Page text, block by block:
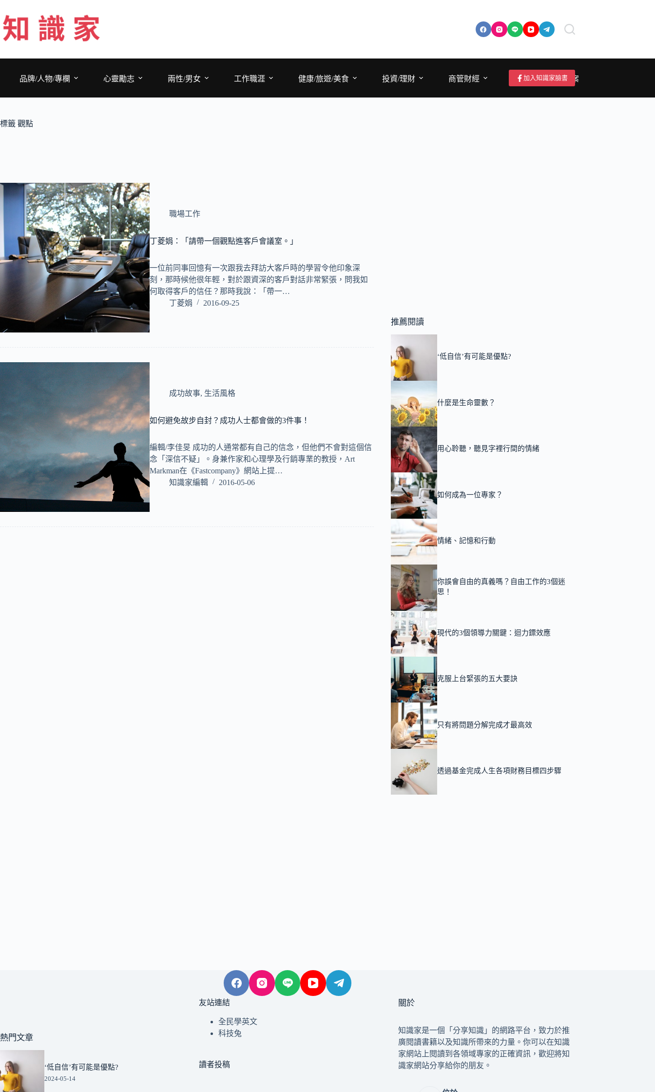
至
主
要
品牌/人物/專欄
心靈勵志 兩性/男女 工作職涯 健康/旅遊/美食 投資/理財 商管財經 成為作者/投稿/提案
加入知識家臉書
標籤 觀點
職場工作
丁菱娟：「請帶一個觀點進客戶會議室。」
一位前同事回憶有一次跟我去拜訪大客戶時的學習令他印象深
刻，那時候他很年輕，對於跟資深的客戶對話非常緊張，問我如
何取得客戶的信任？那時我說：「帶一…
丁菱娟
2016-09-25
成功故事, 生活風格
如何避免故步自封？成功人士都會做的3件事！
編輯/李佳旻 成功的人通常都有自己的信念，但他們不會對這個信
念「深信不疑」。身兼作家和心理學及行銷專業的教授，Art
Markman在《Fastcompany》網站上提…
知識家編輯
2016-05-06
推薦閱讀
‘低自信’有可能是優點?
什麼是生命靈數？
用心聆聽，聽見字裡行間的情緒
如何成為一位專家？
情緒、記憶和行動
你誤會自由的真義嗎？自由工作的3個迷
思！
現代的3個領導力關鍵：迴力鏢效應
克服上台緊張的五大要訣
只有將問題分解完成才最高效
透過基金完成人生各項財務目標四步驟
熱門文章
‘低自信’有可能是優點?
2024-05-14
友站連結
全民學英文
科技兔
讀者投稿
關於
知識家是一個「分享知識」的網路平台，致力於推
廣閱讀書籍以及知識所帶來的力量。你可以在知識
家網站上閱讀到各領域專家的正確資訊，歡迎將知
識家網站分享給你的朋友。